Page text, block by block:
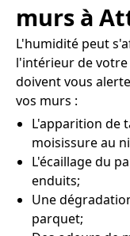
murs à
L'humidité peut
l'intérieur de votre
doivent vous
vos murs :
L'apparition de
moisissure au
L'écaillage du
enduits;
Une
parquet;